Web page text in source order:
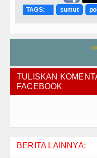
TAGS:
sumut
TULISKAN
FACEBOOK
BERITA LAINNYA: